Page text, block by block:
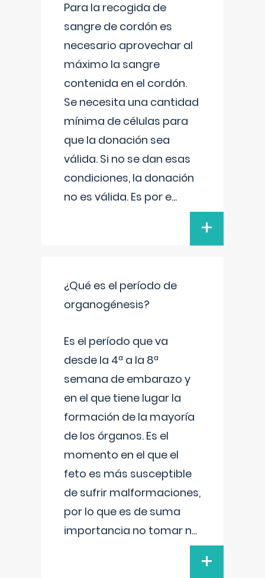
Para la recogida de
sangre de cordón es
necesario aprovechar al
máximo la sangre
contenida en el cordón.
Se necesita una cantidad
mínima de células para
que la donación sea
válida. Si no se dan esas
condiciones, la donación
no es válida. Es por e...
+
¿Qué es el período de
organogénesis?
Es el período que va
desde la 4ª a la 8ª
semana de embarazo y
en el que tiene lugar la
formación de la mayoría
de los órganos. Es el
momento en el que el
feto es más susceptible
de sufrir malformaciones,
por lo que es de suma
importancia no tomar n...
+